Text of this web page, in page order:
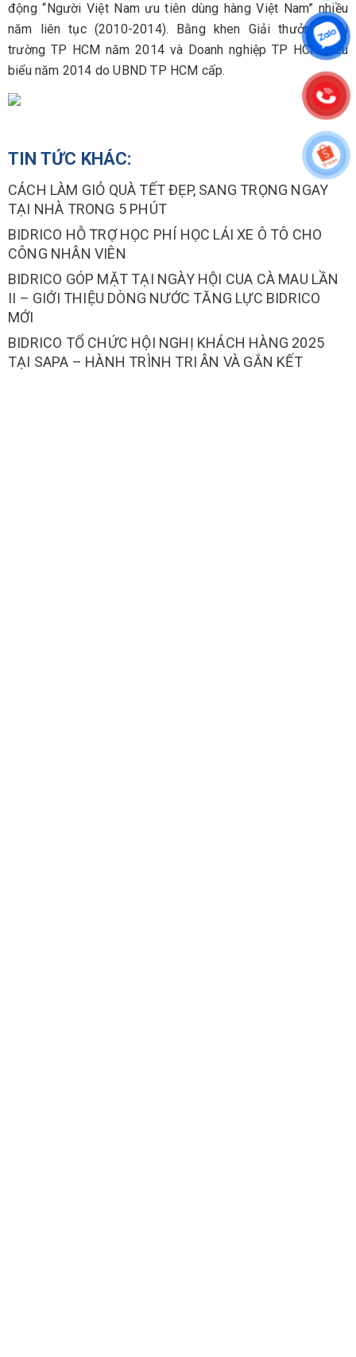
động “Người Việt Nam ưu tiên dùng hàng Việt Nam” nhiều
năm liên tục (2010-2014). Bằng khen Giải thưởng Môi
trường TP HCM năm 2014 và Doanh nghiệp TP HCM tiêu
biểu năm 2014 do UBND TP HCM cấp.
TIN TỨC KHÁC:
CÁCH LÀM GIỎ QUÀ TẾT ĐẸP, SANG TRỌNG NGAY
TẠI NHÀ TRONG 5 PHÚT
BIDRICO HỖ TRỢ HỌC PHÍ HỌC LÁI XE Ô TÔ CHO
CÔNG NHÂN VIÊN
BIDRICO GÓP MẶT TẠI NGÀY HỘI CUA CÀ MAU LẦN
II – GIỚI THIỆU DÒNG NƯỚC TĂNG LỰC BIDRICO
MỚI
BIDRICO TỔ CHỨC HỘI NGHỊ KHÁCH HÀNG 2025
TẠI SAPA – HÀNH TRÌNH TRI ÂN VÀ GẮN KẾT